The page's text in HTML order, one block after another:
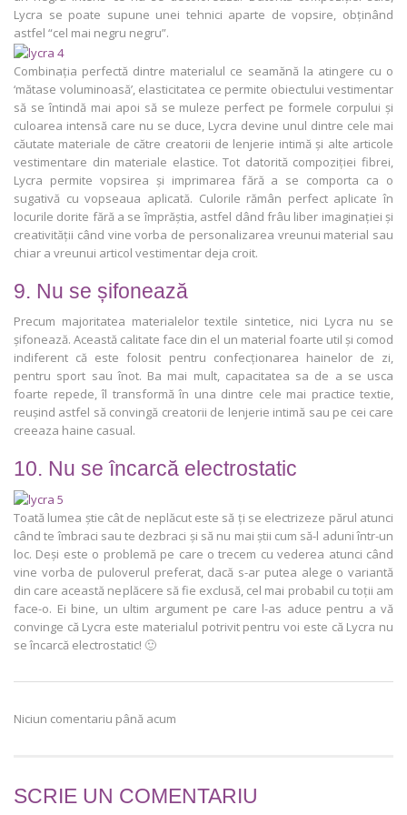
Lycra se poate supune unei tehnici aparte de vopsire, obținând
astfel “cel mai negru negru”.
Combinația perfectă dintre materialul ce seamănă la atingere cu o
‘mătase voluminoasă’, elasticitatea ce permite obiectului vestimentar
să se întindă mai apoi să se muleze perfect pe formele corpului și
culoarea intensă care nu se duce, Lycra devine unul dintre cele mai
căutate materiale de către creatorii de lenjerie intimă și alte articole
vestimentare din materiale elastice. Tot datorită compoziției fibrei,
Lycra permite vopsirea și imprimarea fără a se comporta ca o
sugativă cu vopseaua aplicată. Culorile rămân perfect aplicate în
locurile dorite fără a se împrăștia, astfel dând frâu liber imaginației și
creativității când vine vorba de personalizarea vreunui material sau
chiar a vreunui articol vestimentar deja croit.
9. Nu se șifonează
Precum majoritatea materialelor textile sintetice, nici Lycra nu se
șifonează. Această calitate face din el un material foarte util și comod
indiferent că este folosit pentru confecționarea hainelor de zi,
pentru sport sau înot. Ba mai mult, capacitatea sa de a se usca
foarte repede, îl transformă în una dintre cele mai practice textie,
reușind astfel să convingă creatorii de lenjerie intimă sau pe cei care
creeaza haine casual.
10. Nu se încarcă electrostatic
Toată lumea știe cât de neplăcut este să ți se electrizeze părul atunci
când te îmbraci sau te dezbraci și să nu mai știi cum să-l aduni într-un
loc. Deși este o problemă pe care o trecem cu vederea atunci când
vine vorba de puloverul preferat, dacă s-ar putea alege o variantă
din care această neplăcere să fie exclusă, cel mai probabil cu toții am
face-o. Ei bine, un ultim argument pe care l-as aduce pentru a vă
convinge că Lycra este materialul potrivit pentru voi este că Lycra nu
se încarcă electrostatic! 🙂
Niciun comentariu până acum
SCRIE UN COMENTARIU